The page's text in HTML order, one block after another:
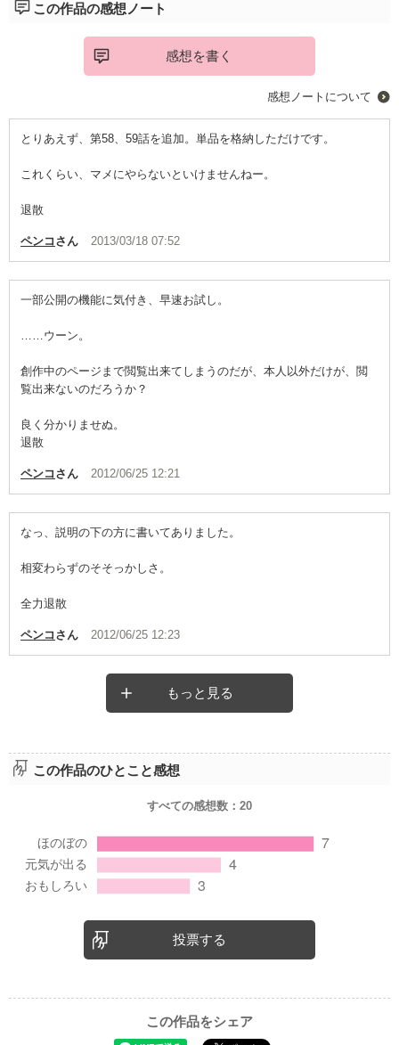
回す価値は十分にある。
この作品の感想ノート
感想を書く
感想ノートについて
とりあえず、第58、59話を追加。単品を格納しただけです。
これくらい、マメにやらないといけませんねー。
退散
ペンコ さん 2013/03/18 07:52
一部公開の機能に気付き、早速お試し。
……ウーン。
創作中のページまで閲覧出来てしまうのだが、本人以外だけが、閲
覧出来ないのだろうか？
良く分かりませぬ。
退散
ペンコ さん 2012/06/25 12:21
なっ、説明の下の方に書いてありました。
相変わらずのそそっかしさ。
全力退散
ペンコ さん 2012/06/25 12:23
もっと見る
この作品のひとこと感想
すべての感想数： 20
投票する
この作品をシェア